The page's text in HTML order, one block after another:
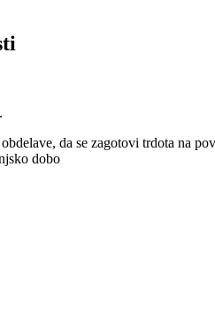
da se zagotovi trdota na
dobo